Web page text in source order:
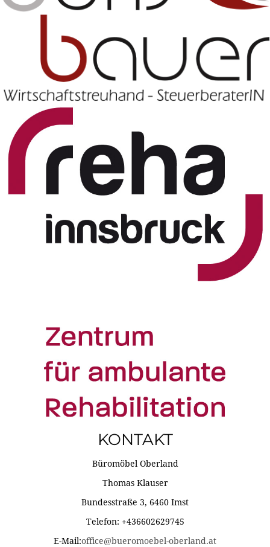
KONTAKT
Büromöbel Oberland
Thomas Klauser
Bundesstraße 3, 6460 Imst
Telefon: +436602629745
E-Mail:office@bueromoebel-oberland.at